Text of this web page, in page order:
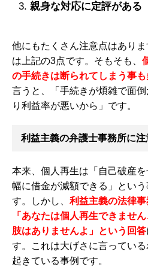
親身な対応に定評がある
他にもたくさん注意点はあり
は上記の3点です。そもそも、
の手続きは断られてしまう事
言うと、「手続きが煩雑で面
り利益率が悪いから」です。
利益主義の弁護士事務所に注
本来、個人再生は「自己破産
幅に借金が減額できる」とい
す。しかし、 利益主義の法律事
「あなたは個人再生できませ
肢はありませんよ」という回答
す。これは大げさに言ってい
起きている事例です。